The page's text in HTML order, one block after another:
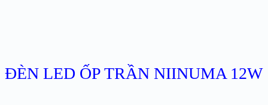
ĐÈN LED ỐP TRẦN NIINUMA 12W